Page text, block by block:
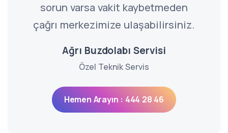
sorun varsa vakit kaybetmeden
çağrı merkezimize ulaşabilirsiniz.
Ağrı Buzdolabı Servisi
Özel Teknik Servis
Hemen Arayın : 444 28 46